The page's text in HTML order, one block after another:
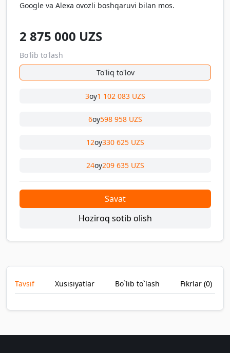
Google va Alexa ovozli boshqaruvi bilan mos.
2 875 000 UZS
Bo'lib to'lash
To'liq to'lov
3oy1 102 083 UZS
6oy598 958 UZS
12oy330 625 UZS
24oy209 635 UZS
Savat
Hoziroq sotib olish
Tavsif Xusisiyatlar Bo`lib to`lash Fikrlar (0)